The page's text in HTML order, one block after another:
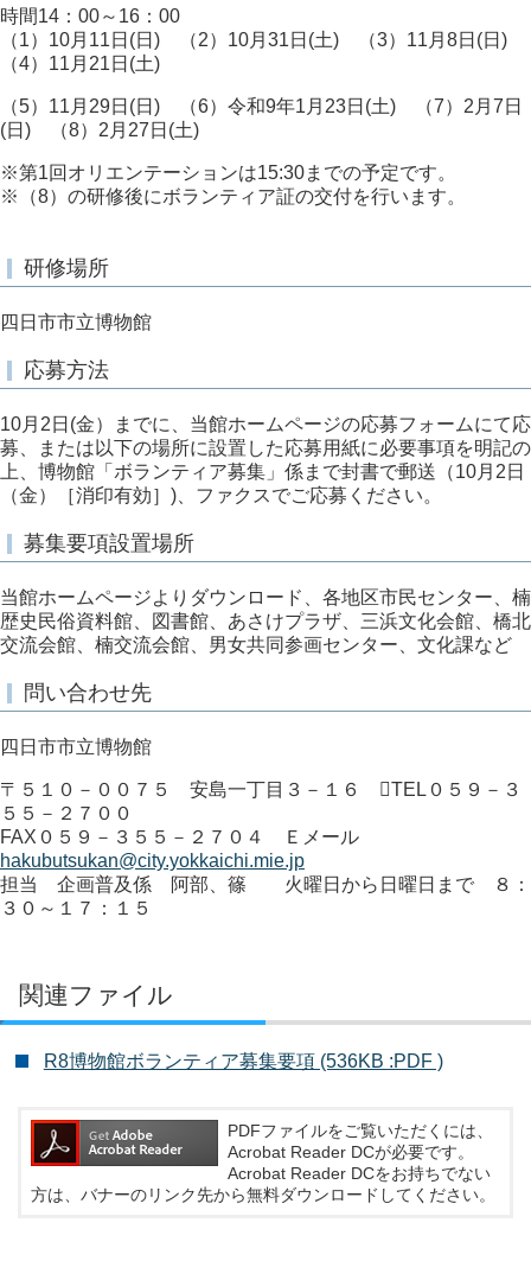
時間14：00～16：00
（1）10月11日(日) （2）10月31日(土) （3）11月8日(日)
（4）11月21日(土)
（5）11月29日(日) （6）令和9年1月23日(土) （7）2月7日
(日) （8）2月27日(土)
※第1回オリエンテーションは15:30までの予定です。
※（8）の研修後にボランティア証の交付を行います。
研修場所
四日市市立博物館
応募方法
10月2日(金）までに、当館ホームページの応募フォームにて応
募、または以下の場所に設置した応募用紙に必要事項を明記の
上、博物館「ボランティア募集」係まで封書で郵送（10月2日
（金）［消印有効］)、ファクスでご応募ください。
募集要項設置場所
当館ホームページよりダウンロード、各地区市民センター、楠
歴史民俗資料館、図書館、あさけプラザ、三浜文化会館、橋北
交流会館、楠交流会館、男女共同参画センター、文化課など
問い合わせ先
四日市市立博物館
〒５１０－００７５ 安島一丁目３－１６ TEL０５９－３
５５－２７００
FAX０５９－３５５－２７０４ Ｅメール
hakubutsukan@city.yokkaichi.mie.jp
担当 企画普及係 阿部、篠 火曜日から日曜日まで ８：
３０～１７：１５
関連ファイル
R8博物館ボランティア募集要項 (536KB :PDF )
PDFファイルをご覧いただくには、
Acrobat Reader DCが必要です。
Acrobat Reader DCをお持ちでない
方は、バナーのリンク先から無料ダウンロードしてください。